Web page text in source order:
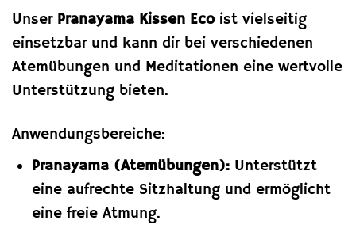
Unser Pranayama Kissen Ecoist vielseitig
einsetzbar und kann dir bei verschiedenen
Atemübungen und Meditationen eine wertvolle
Unterstützung bieten.
Anwendungsbereiche:
Pranayama (Atemübungen):Unterstützt
eine aufrechte Sitzhaltung und ermöglicht
eine freie Atmung.